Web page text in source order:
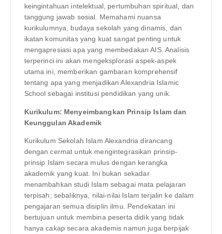
keingintahuan intelektual, pertumbuhan spiritual, dan
tanggung jawab sosial. Memahami nuansa
kurikulumnya, budaya sekolah yang dinamis, dan
ikatan komunitas yang kuat sangat penting untuk
mengapresiasi apa yang membedakan AIS. Analisis
terperinci ini akan mengeksplorasi aspek-aspek
utama ini, memberikan gambaran komprehensif
tentang apa yang menjadikan Alexandria Islamic
School sebagai institusi pendidikan yang unik.
Kurikulum: Menyeimbangkan Prinsip Islam dan
Keunggulan Akademik
Kurikulum Sekolah Islam Alexandria dirancang
dengan cermat untuk mengintegrasikan prinsip-
prinsip Islam secara mulus dengan kerangka
akademik yang kuat. Ini bukan sekadar
menambahkan studi Islam sebagai mata pelajaran
terpisah; sebaliknya, nilai-nilai Islam terjalin ke dalam
pengajaran semua disiplin ilmu. Pendekatan ini
bertujuan untuk membina peserta didik yang tidak
hanya cakap secara akademis namun juga berpijak